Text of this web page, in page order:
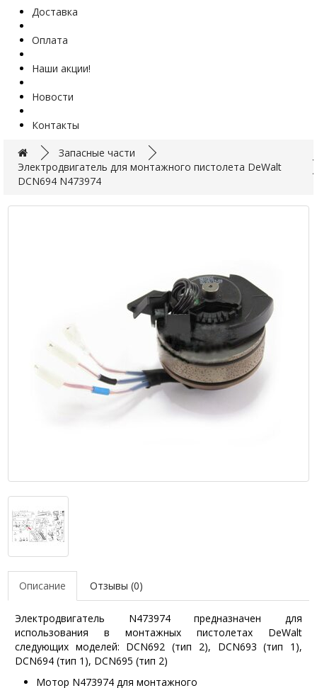
Доставка
Оплата
Наши акции!
Новости
Контакты
Запасные части
Электродвигатель для монтажного пистолета DeWalt
DCN694 N473974
Описание Отзывы (0)
Электродвигатель N473974 предназначен для
использования в монтажных пистолетах DeWalt
следующих моделей: DCN692 (тип 2), DCN693 (тип 1),
DCN694 (тип 1), DCN695 (тип 2)
Мотор N473974 для монтажного